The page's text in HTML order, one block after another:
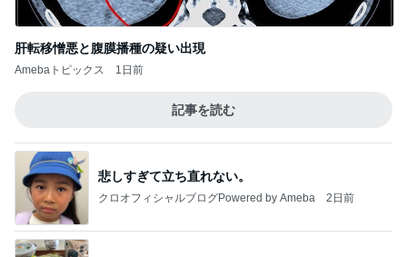
肝転移憎悪と腹膜播種の疑い出現
Amebaトピックス 1日前
記事を読む
悲しすぎて立ち直れない。
クロオフィシャルブログPowered by Ameba 2日前